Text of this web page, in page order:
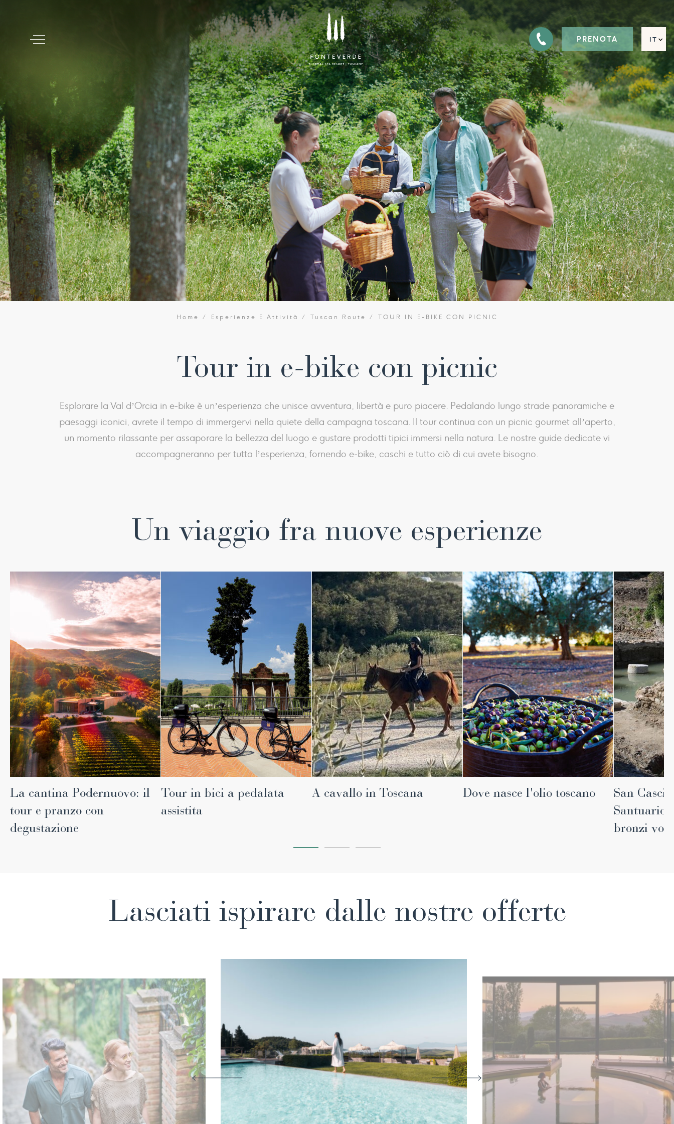
PRENOTA
EN
FR
DE
IT
RU
Home Esperienze E Attività Tuscan Route TOUR IN E-BIKE CON PICNIC
Tour in e-bike con picnic
Esplorare la Val d’Orcia in e‑bike è un’esperienza che unisce avventura, libertà e puro piacere. Pedalando lungo strade panoramiche e
paesaggi iconici, avrete il tempo di immergervi nella quiete della campagna toscana. Il tour continua con un picnic gourmet all’aperto,
un momento rilassante per assaporare la bellezza del luogo e gustare prodotti tipici immersi nella natura. Le nostre guide dedicate vi
accompagneranno per tutta l’esperienza, fornendo e‑bike, caschi e tutto ciò di cui avete bisogno.
Un viaggio fra nuove esperienze
La cantina Podernuovo: il
tour e pranzo con
degustazione
Tour in bici a pedalata
assistita
A cavallo in Toscana Dove nasce l'olio toscano
San
Santuario
bronzi
Lasciati ispirare dalle nostre offerte